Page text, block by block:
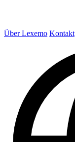
Über Lexemo Kontakt